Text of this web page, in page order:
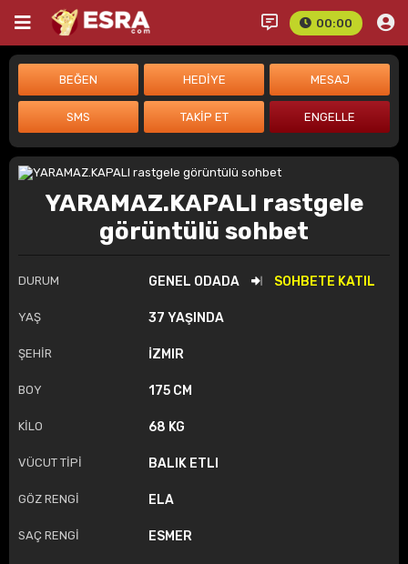
00:00
YARAMAZ.KAPALI rastgele
görüntülü sohbet
DURUM GENEL ODADA SOHBETE KATIL
YAŞ 37 YAŞINDA
ŞEHİR İZMIR
BOY 175 CM
KİLO 68 KG
VÜCUT TİPİ BALIK ETLI
GÖZ RENGİ ELA
SAÇ RENGİ ESMER